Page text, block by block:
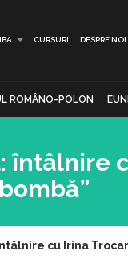
CURSURI DESPRE NOI
ROMÂNO-POLON
întâlnire
cu Irina